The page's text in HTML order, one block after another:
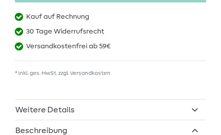
Kauf auf Rechnung
30 Tage Widerrufsrecht
Versandkostenfrei ab 59€
* inkl. ges. MwSt. zzgl.Versandkosten
Weitere Details
Beschreibung